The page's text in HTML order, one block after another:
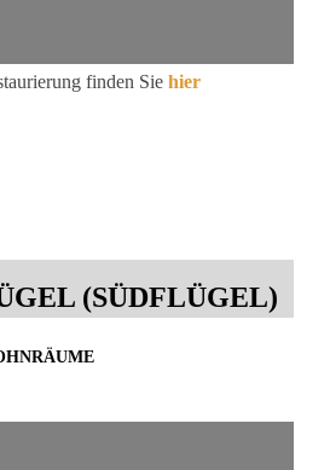
finden Sie hier
(SÜDFLÜGEL)